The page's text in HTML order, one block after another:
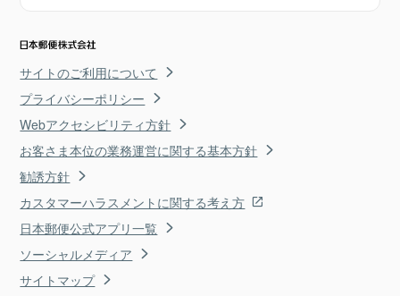
サイトのご利用について
プライバシーポリシー
Webアクセシビリティ方針
お客さま本位の業務運営に関する基本方針
勧誘方針
カスタマーハラスメントに関する考え方
日本郵便公式アプリ一覧
ソーシャルメディア
サイトマップ